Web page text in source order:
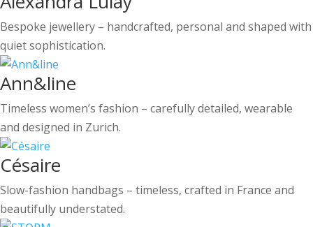
Bespoke jewellery – handcrafted, personal and shaped with
quiet sophistication.
Ann&line
Timeless women’s fashion – carefully detailed, wearable
and designed in Zurich.
Césaire
Slow-fashion handbags – timeless, crafted in France and
beautifully understated.